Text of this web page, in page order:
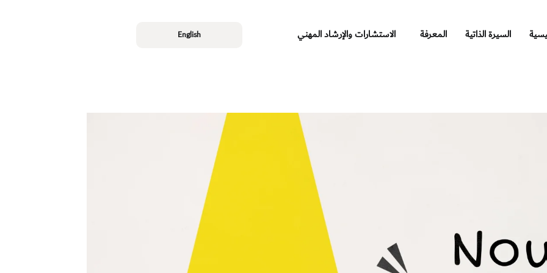
السيرة الذاتية المعرفة الاستشارات والإرشاد المهني English